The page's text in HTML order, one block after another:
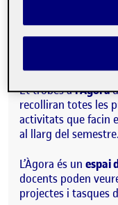
Aquesta publicació
Et trobes al’Àgora
recolliran totes les
activitats que facin
al llarg del semestre.
L’Àgora és un espai
docents poden
projectes i tasques